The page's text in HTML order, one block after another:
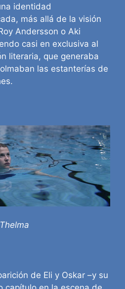
identidad
más allá de la visión
Andersson o Aki
casi en exclusiva al
literaria, que generaba
las estanterías de
Thelma
de Eli y Oskar –y su